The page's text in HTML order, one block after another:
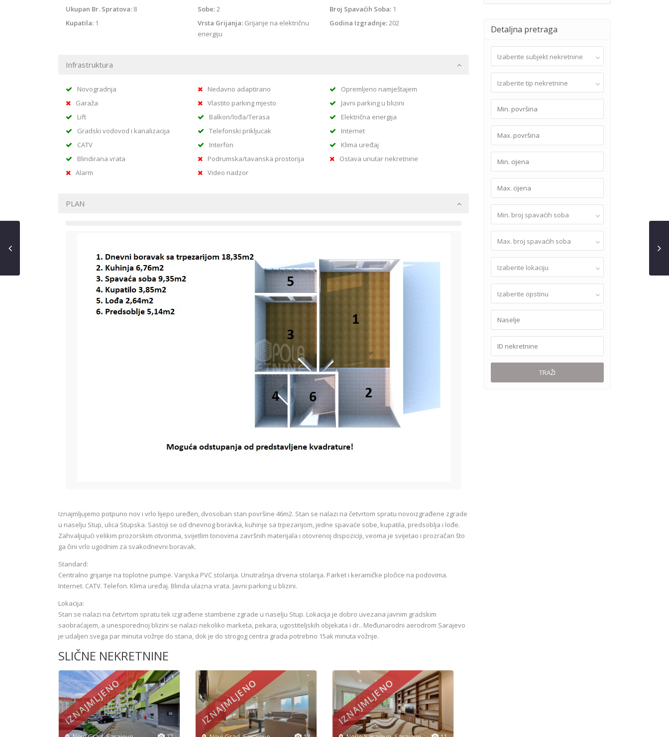
Ukupan Br. Spratova: 8 Sobe:2 Broj Spavaćih Soba:1
Kupatila: 1 Vrsta Grijanja:Grijanje na električnu
energiju
Godina Izgradnje:202
Infrastruktura
Novogradnja Nedavno adaptirano
Opremljeno namještajem
Garaža
Vlastito parking mjesto
Javni parking u blizini
Lift
Balkon/lođa/Terasa
Električna energija
Gradski vodovod i kanalizacija
Telefonski prikljucak
Internet
CATV
Interfon
Klima uređaj
Blindirana vrata
Podrumska/tavanska prostorija
Ostava unutar nekretnine
Alarm
Video nadzor
PLAN
Iznajmljujemo potpuno nov i vrlo lijepo uređen, dvosoban stan površine 46m2. Stan se nalazi na četvrtom spratu novoizgrađene zgrade
u naselju Stup, ulica Stupska. Sastoji se od dnevnog boravka, kuhinje sa trpezarijom, jedne spavaće sobe, kupatila, predsoblja i lođe.
Zahvaljujući velikim prozorskim otvorima, svijetlim tonovima završnih materijala i otovrenoj dispoziciji, veoma je svijetao i prozračan što
ga čini vrlo ugodnim za svakodnevni boravak.
Standard:
Centralno grijanje na toplotne pumpe. Vanjska PVC stolarija. Unutrašnja drvena stolarija. Parket i keramičke pločice na podovima.
Internet. CATV. Telefon. Klima uređaj. Blinda ulazna vrata. Javni parking u blizini.
Lokacija:
Stan se nalazi na četvrtom spratu tek izgrađene stambene zgrade u naselju Stup. Lokacija je dobro uvezana javnim gradskim
saobraćajem, a unesporednoj blizini se nalazi nekoliko marketa, pekara, ugostiteljskih objekata i dr.. Međunarodni aerodrom Sarajevo
je udaljen svega par minuta vožnje do stana, dok je do strogog centra grada potrebno 15ak minuta vožnje.
SLIČNE NEKRETNINE
IZNAJMLJENO IZNAJMLJENO IZNAJMLJENO
Detaljna pretraga
Izaberite subjekt nekretnine
Izaberite tip nekretnine
Min. broj spavaćih soba
Max. broj spavaćih soba
Izaberite lokaciju
Izaberite opstinu
TRAŽI